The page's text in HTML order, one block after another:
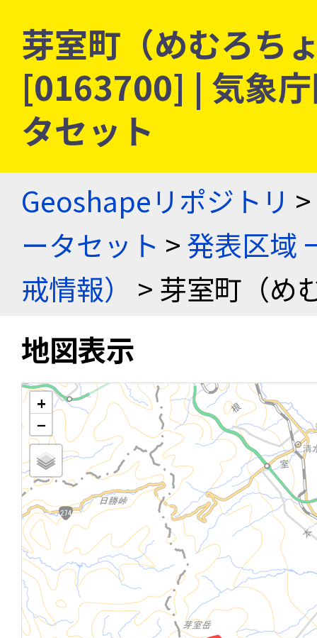
芽室町（めむろち
[0163700] | 気象
タセット
Geoshapeリポジトリ >
ータセット >発表区域
戒情報）
> 芽室町（め
地図表示
+
−